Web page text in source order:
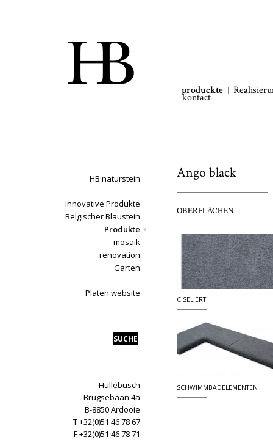
produckte
kontact
HB naturstein
innovative Produkte
Belgischer Blaustein
Produkte
mosaik
renovation
Garten
Platen website
Hullebusch
Brugsebaan 4a
B-8850 Ardooie
T +32(0)51 46 78 67
F +32(0)51 46 78 71
Ango black
OBERFLÄCHEN
CISELIERT
SCHWIMMBADELEMENTEN